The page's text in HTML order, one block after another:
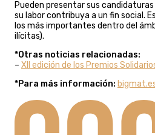
Pueden presentar sus
su labor contribuya a un fin social.
los más importantes dentro del
ilícitas).
*Otras noticias relacionadas:
– XII edición de los Premios
*Para más información: